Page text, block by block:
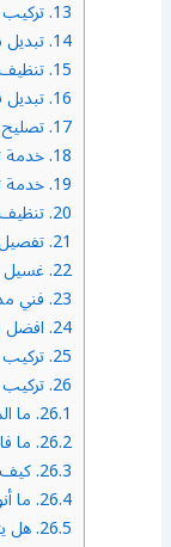
13.
14.
15.
16.
17.
18. خدمة
19. خدمة
20.
21.
22. غسيل
23. فني
24. افضل
25.
26.
26.1. ما
26.2. ما
26.3.
26.4. ما
26.5. هل